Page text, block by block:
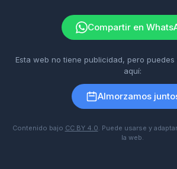
Compartir en
Esta web no tiene publicidad, pero
aquí:
Almorzamos
Contenido bajo CC BY 4.0. Puede usarse y
la web.